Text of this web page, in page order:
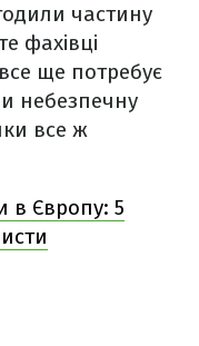
частину
фахівці
ще потребує
небезпечну
все ж
в Європу: 5